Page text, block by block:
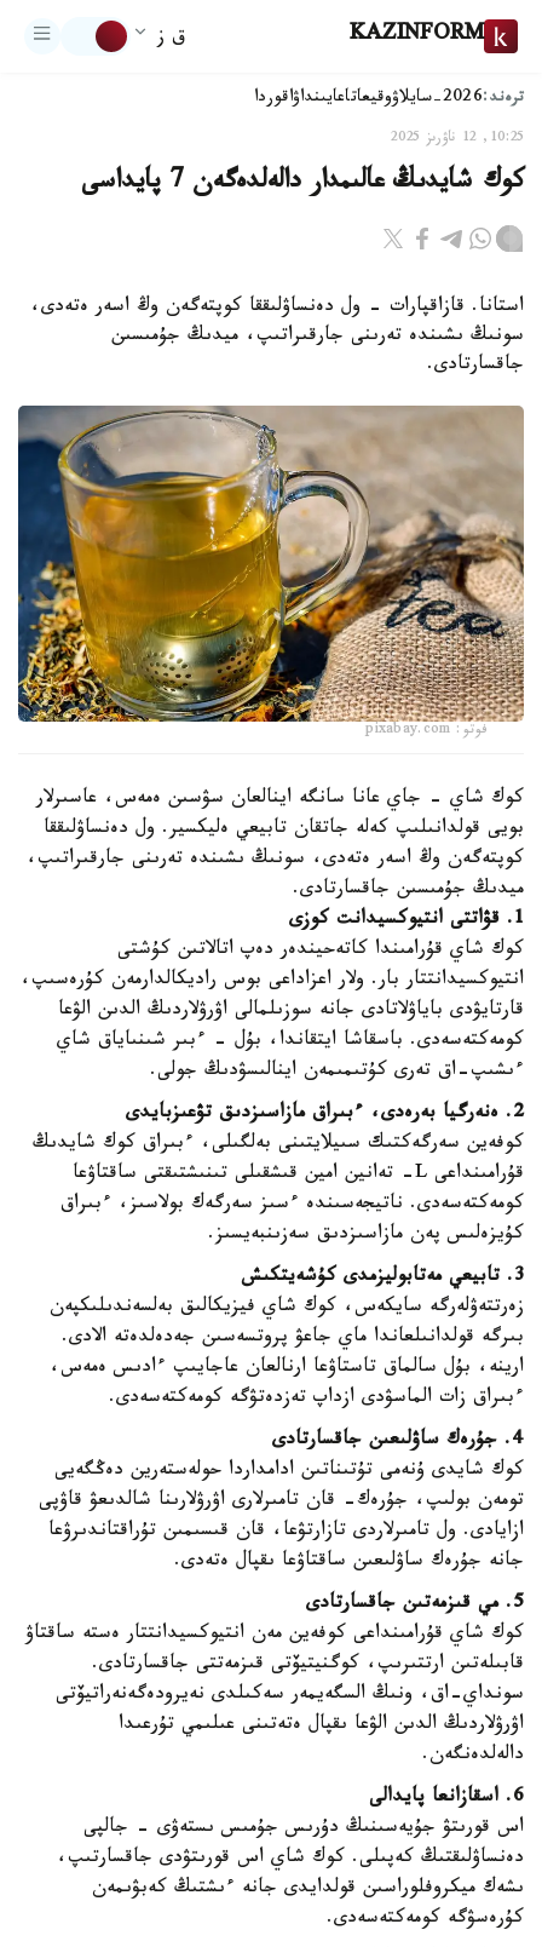
KAZINFORM ق ز
ترەند:2026-سايلاۋ وقيعاتاعايىنداۋاقوردا
10:25, 12 ناۋرىز 2025
كوك شايدىڭ عالىمدار دالەلدەگەن 7 پايداسى
استانا. قازاقپارات - ول دەنساۋلىققا كوپتەگەن وڭ اسەر ەتەدى،
سونىڭ ىشىندە تەرىنى جارقىراتىپ، ميدىڭ جۇمىسىن
جاقسارتادى.
فوتو: pixabay.com
كوك شاي - جاي عانا سانگە اينالعان سۋسىن ەمەس، عاسىرلار
بويى قولدانىلىپ كەلە جاتقان تابيعي ەليكسير. ول دەنساۋلىققا
كوپتەگەن وڭ اسەر ەتەدى، سونىڭ ىشىندە تەرىنى جارقىراتىپ،
ميدىڭ جۇمىسىن جاقسارتادى.
1. قۋاتتى انتيوكسيدانت كوزى
كوك شاي قۇرامىندا كاتەحيندەر دەپ اتالاتىن كۇشتى
انتيوكسيدانتتار بار. ولار اعزاداعى بوس راديكالدارمەن كۇرەسىپ،
قارتايۋدى باياۋلاتادى جانە سوزىلمالى اۋرۋلاردىڭ الدىن الۋعا
كومەكتەسەدى. باسقاشا ايتقاندا، بۇل - ءبىر شىنىاياق شاي
ءىشىپ-اق تەرى كۇتىمىمەن اينالىسۋدىڭ جولى.
2. ەنەرگيا بەرەدى، ءبىراق مازاسىزدىق تۋعىزبايدى
كوفەين سەرگەكتىك سىيلايتىنى بەلگىلى، ءبىراق كوك شايدىڭ
قۇرامىنداعى L- تەانين امين قىشقىلى تىنىشتىقتى ساقتاۋعا
كومەكتەسەدى. ناتيجەسىندە ءسىز سەرگەك بولاسىز، ءبىراق
كۇيزەلىس پەن مازاسىزدىق سەزىنبەيسىز.
3. تابيعي مەتابوليزمدى كۇشەيتكىش
زەرتتەۋلەرگە سايكەس، كوك شاي فيزيكالىق بەلسەندىلىكپەن
بىرگە قولدانىلعاندا ماي جاعۋ پروتسەسىن جەدەلدەتە الادى.
ارينە، بۇل سالماق تاستاۋعا ارنالعان عاجايىپ ءادىس ەمەس،
ءبىراق زات الماسۋدى ازداپ تەزدەتۋگە كومەكتەسەدى.
4. جۇرەك ساۋلىعىن جاقسارتادى
كوك شايدى ۇنەمى تۇتىناتىن ادامداردا حولەستەرين دەڭگەيى
تومەن بولىپ، جۇرەك- قان تامىرلارى اۋرۋلارىنا شالدىعۋ قاۋپى
ازايادى. ول تامىرلاردى تازارتۋعا، قان قىسىمىن تۇراقتاندىرۋعا
جانە جۇرەك ساۋلىعىن ساقتاۋعا ىقپال ەتەدى.
5. مي قىزمەتىن جاقسارتادى
كوك شاي قۇرامىنداعى كوفەين مەن انتيوكسيدانتتار ەستە ساقتاۋ
قابىلەتىن ارتتىرىپ، كوگنيتيۆتى قىزمەتتى جاقسارتادى.
سونداي-اق، ونىڭ السگەيمەر سەكىلدى نەيرودەگەنەراتيۆتى
اۋرۋلاردىڭ الدىن الۋعا ىقپال ەتەتىنى عىلىمي تۇرعىدا
دالەلدەنگەن.
6. اسقازانعا پايدالى
اس قورىتۋ جۇيەسىنىڭ دۇرىس جۇمىس ىستەۋى - جالپى
دەنساۋلىقتىڭ كەپىلى. كوك شاي اس قورىتۋدى جاقسارتىپ،
ىشەك ميكروفلوراسىن قولدايدى جانە ءىشتىڭ كەبۋىمەن
كۇرەسۋگە كومەكتەسەدى.